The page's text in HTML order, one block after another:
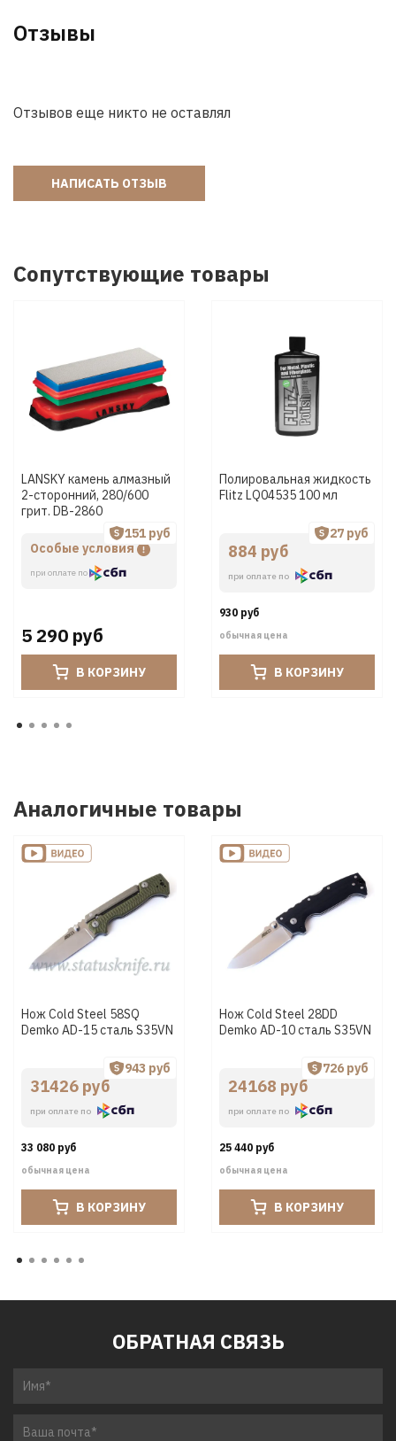
Отзывы
Отзывов еще никто не оставлял
НАПИСАТЬ ОТЗЫВ
Сопутствующие товары
LANSKY камень алмазный
2-сторонний, 280/600
грит. DB-2860
Особые условия
при оплате по
151 руб
5 290 руб
В КОРЗИНУ
Полировальная жидкость
Flitz LQ04535 100 мл
884 руб
при оплате по
27 руб
930 руб
обычная цена
В КОРЗИНУ
Аналогичные товары
Нож Cold Steel 58SQ
Demko AD-15 сталь S35VN
31426 руб
при оплате по
943 руб
33 080 руб
обычная цена
В КОРЗИНУ
Нож Cold Steel 28DD
Demko AD-10 сталь S35VN
24168 руб
при оплате по
726 руб
25 440 руб
обычная цена
В КОРЗИНУ
ОБРАТНАЯ СВЯЗЬ